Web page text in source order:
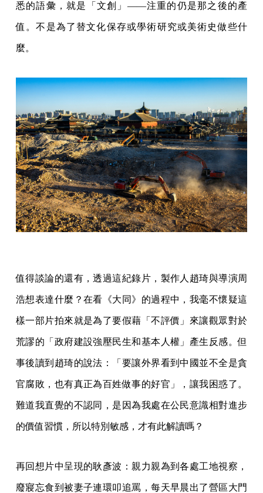
悉的語彙，就是「文創」——注重的仍是那之後的產
值。不是為了替文化保存或學術研究或美術史做些什
麼。
值得談論的還有，透過這紀錄片，製作人趙琦與導演周
浩想表達什麼？在看《大同》的過程中，我毫不懷疑這
樣一部片拍來就是為了要假藉「不評價」來讓觀眾對於
荒謬的「政府建設強壓民生和基本人權」產生反感。但
事後讀到趙琦的說法：「要讓外界看到中國並不全是貪
官腐敗，也有真正為百姓做事的好官」，讓我困惑了。
難道我直覺的不認同，是因為我處在公民意識相對進步
的價值習慣，所以特別敏感，才有此解讀嗎？
再回想片中呈現的耿彥波：親力親為到各處工地視察，
廢寢忘食到被妻子連環叩追罵，每天早晨出了營區大門